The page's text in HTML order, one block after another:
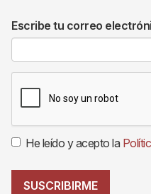
Escribe tu correo
He leído y acepto la
SUSCRIBIRME